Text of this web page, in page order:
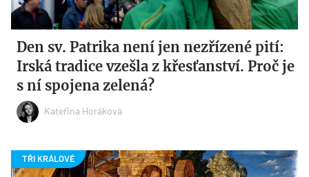
Den sv. Patrika není jen nezřízené pití:
Irská tradice vzešla z křesťanství. Proč je
s ní spojena zelená?
Kateřina Horáková